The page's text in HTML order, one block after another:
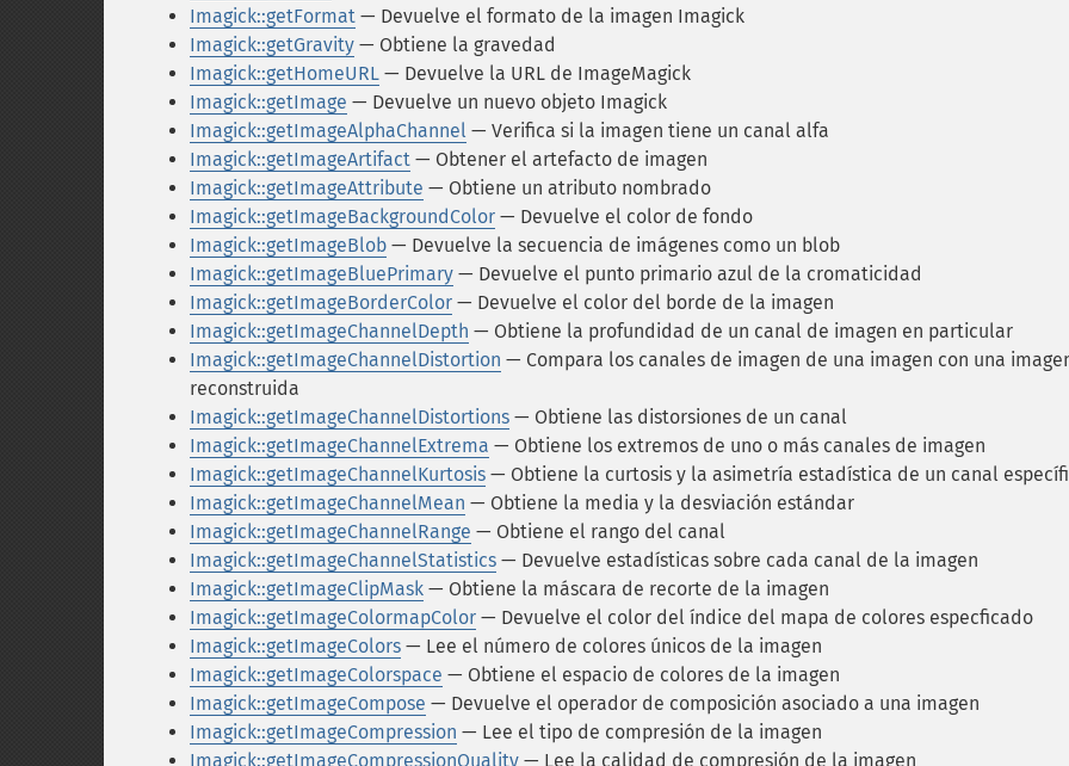
Imagick::getFormat — Devuelve el formato de la imagen Imagick
Imagick::getGravity — Obtiene la gravedad
Imagick::getHomeURL — Devuelve la URL de ImageMagick
Imagick::getImage — Devuelve un nuevo objeto Imagick
Imagick::getImageAlphaChannel — Verifica si la imagen tiene un canal alfa
Imagick::getImageArtifact — Obtener el artefacto de imagen
Imagick::getImageAttribute — Obtiene un atributo nombrado
Imagick::getImageBackgroundColor — Devuelve el color de fondo
Imagick::getImageBlob — Devuelve la secuencia de imágenes como un blob
Imagick::getImageBluePrimary — Devuelve el punto primario azul de la cromaticidad
Imagick::getImageBorderColor — Devuelve el color del borde de la imagen
Imagick::getImageChannelDepth — Obtiene la profundidad de un canal de imagen en particular
Imagick::getImageChannelDistortion — Compara los canales de imagen de una imagen con una
reconstruida
Imagick::getImageChannelDistortions — Obtiene las distorsiones de un canal
Imagick::getImageChannelExtrema — Obtiene los extremos de uno o más canales de imagen
Imagick::getImageChannelKurtosis — Obtiene la curtosis y la asimetría estadística de un canal
Imagick::getImageChannelMean — Obtiene la media y la desviación estándar
Imagick::getImageChannelRange — Obtiene el rango del canal
Imagick::getImageChannelStatistics — Devuelve estadísticas sobre cada canal de la imagen
Imagick::getImageClipMask — Obtiene la máscara de recorte de la imagen
Imagick::getImageColormapColor — Devuelve el color del índice del mapa de colores especficado
Imagick::getImageColors — Lee el número de colores únicos de la imagen
Imagick::getImageColorspace — Obtiene el espacio de colores de la imagen
Imagick::getImageCompose — Devuelve el operador de composición asociado a una imagen
Imagick::getImageCompression — Lee el tipo de compresión de la imagen
Imagick::getImageCompressionQuality — Lee la calidad de compresión de la imagen